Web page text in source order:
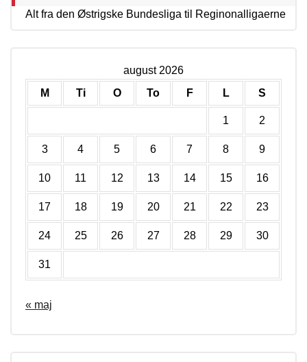
Alt fra den Østrigske Bundesliga til Reginonalligaerne
august 2026
M
Ti O To F L S
1 2
3 4 5 6 7 8 9
10 11 12 13 14 15 16
17 18 19 20 21 22 23
24 25 26 27 28 29 30
31
« maj